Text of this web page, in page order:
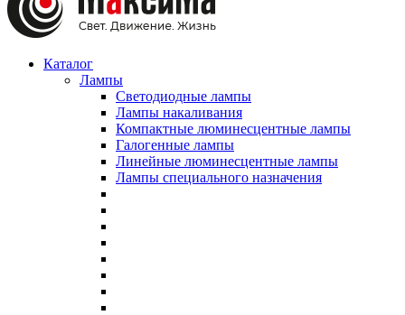
Каталог
Лампы
Светодиодные лампы
Лампы накаливания
Компактные люминесцентные лампы
Галогенные лампы
Линейные люминесцентные лампы
Лампы специального назначения